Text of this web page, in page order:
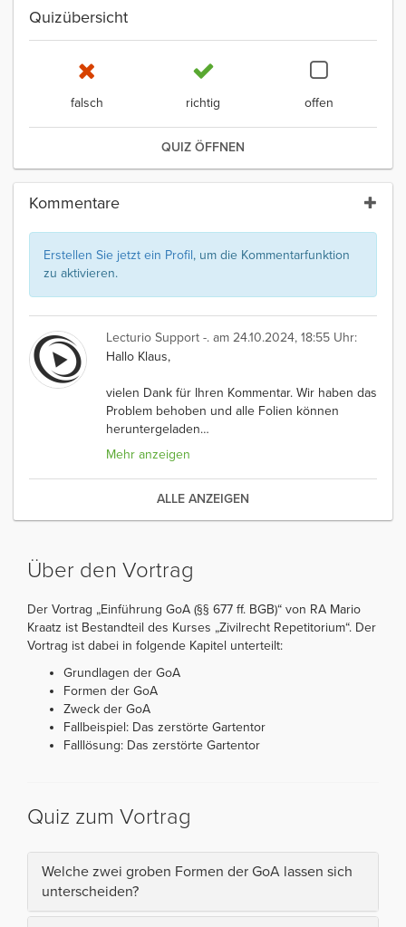
Quizübersicht
falsch richtig offen
QUIZ ÖFFNEN
Kommentare
Erstellen Sie jetzt ein Profil, um die Kommentarfunktion
zu aktivieren.
Lecturio Support -. am 24.10.2024, 18:55 Uhr:
Hallo Klaus,
vielen Dank für Ihren Kommentar. Wir haben das
Problem behoben und alle Folien können
heruntergeladen…
Mehr anzeigen
ALLE ANZEIGEN
Über den Vortrag
Der Vortrag „Einführung GoA (§§ 677 ff. BGB)“ von RA Mario
Kraatz ist Bestandteil des Kurses „Zivilrecht Repetitorium“. Der
Vortrag ist dabei in folgende Kapitel unterteilt:
Grundlagen der GoA
Formen der GoA
Zweck der GoA
Fallbeispiel: Das zerstörte Gartentor
Falllösung: Das zerstörte Gartentor
Quiz zum Vortrag
Welche zwei groben Formen der GoA lassen sich
unterscheiden?